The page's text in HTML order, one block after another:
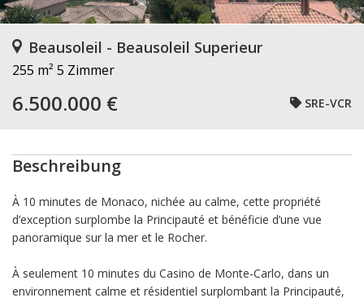
Beausoleil - Beausoleil Superieur
255 m² 5 Zimmer
6.500.000 € SRE-VCR
Beschreibung
À 10 minutes de Monaco, nichée au calme, cette propriété
d’exception surplombe la Principauté et bénéficie d’une vue
panoramique sur la mer et le Rocher.
À seulement 10 minutes du Casino de Monte-Carlo, dans un
environnement calme et résidentiel surplombant la Principauté,